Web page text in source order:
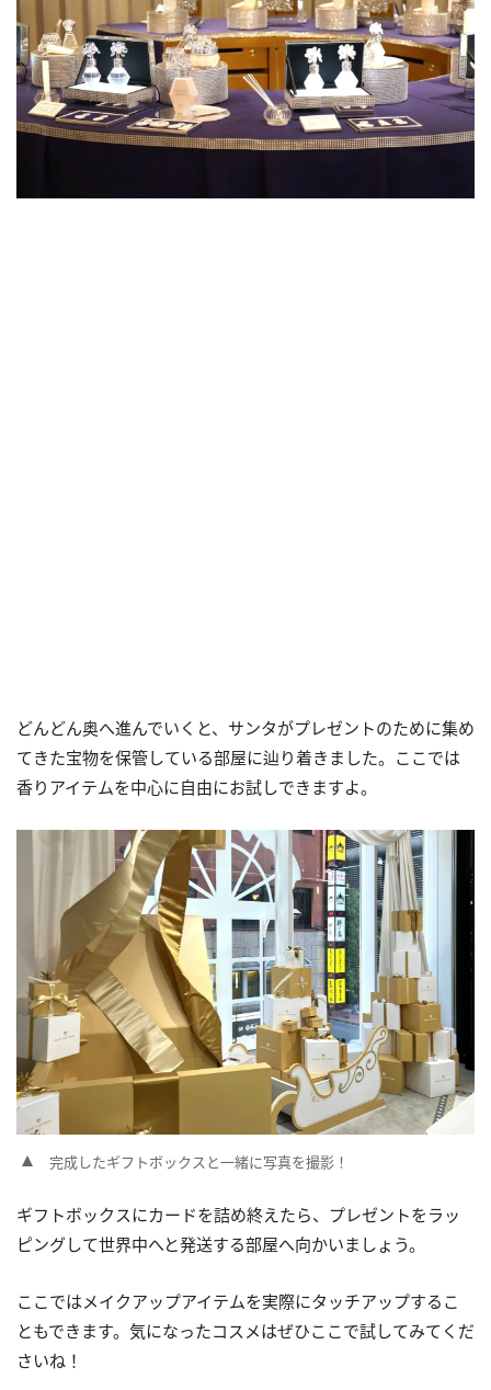
どんどん奥へ進んでいくと、サンタがプレゼントのために集め
てきた宝物を保管している部屋に辿り着きました。ここでは
香りアイテムを中心に自由にお試しできますよ。
完成したギフトボックスと一緒に写真を撮影！
ギフトボックスにカードを詰め終えたら、プレゼントをラッ
ピングして世界中へと発送する部屋へ向かいましょう。
ここではメイクアップアイテムを実際にタッチアップするこ
ともできます。気になったコスメはぜひここで試してみてくだ
さいね！